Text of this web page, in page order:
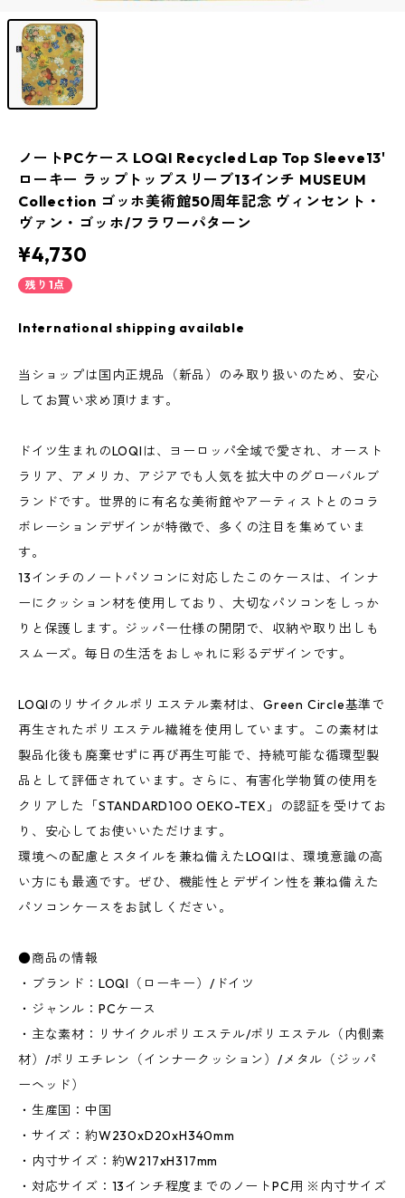
ノートPCケース LOQI Recycled Lap Top Sleeve13'
ローキー ラップトップスリーブ13インチ MUSEUM
Collection ゴッホ美術館50周年記念 ヴィンセント・
ヴァン・ゴッホ/フラワーパターン
¥4,730
残り1点
International shipping available
当ショップは国内正規品（新品）のみ取り扱いのため、安心
してお買い求め頂けます。
ドイツ生まれのLOQIは、ヨーロッパ全域で愛され、オースト
ラリア、アメリカ、アジアでも人気を拡大中のグローバルブ
ランドです。世界的に有名な美術館やアーティストとのコラ
ボレーションデザインが特徴で、多くの注目を集めていま
す。
13インチのノートパソコンに対応したこのケースは、インナ
ーにクッション材を使用しており、大切なパソコンをしっか
りと保護します。ジッパー仕様の開閉で、収納や取り出しも
スムーズ。毎日の生活をおしゃれに彩るデザインです。
LOQIのリサイクルポリエステル素材は、Green Circle基準で
再生されたポリエステル繊維を使用しています。この素材は
製品化後も廃棄せずに再び再生可能で、持続可能な循環型製
品として評価されています。さらに、有害化学物質の使用を
クリアした「STANDARD100 OEKO-TEX」の認証を受けてお
り、安心してお使いいただけます。
環境への配慮とスタイルを兼ね備えたLOQIは、環境意識の高
い方にも最適です。ぜひ、機能性とデザイン性を兼ね備えた
パソコンケースをお試しください。
●商品の情報
・ブランド：LOQI（ローキー）/ドイツ
・ジャンル：PCケース
・主な素材：リサイクルポリエステル/ポリエステル（内側素
材）/ポリエチレン（インナークッション）/メタル（ジッパ
ーヘッド）
・生産国：中国
・サイズ：約W230xD20xH340mm
・内寸サイズ：約W217xH317mm
・対応サイズ：13インチ程度までのノートPC用 ※内寸サイズ